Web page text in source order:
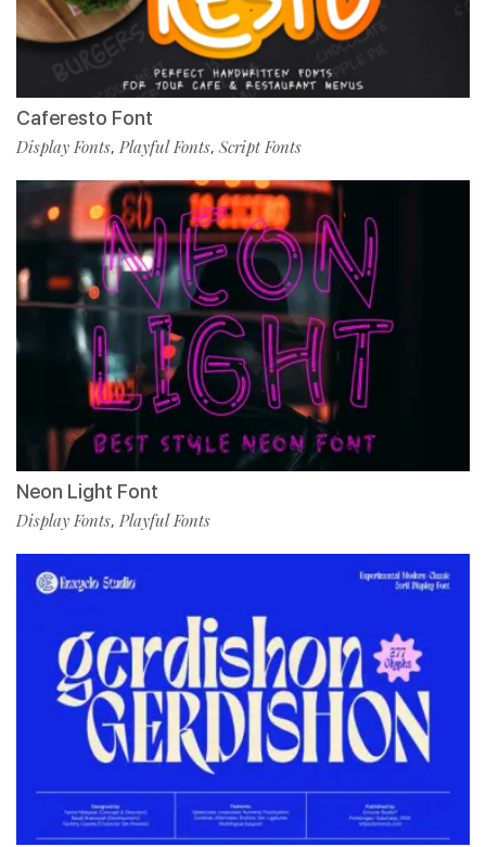
Caferesto Font
Display Fonts, Playful Fonts, Script Fonts
Neon Light Font
Display Fonts, Playful Fonts